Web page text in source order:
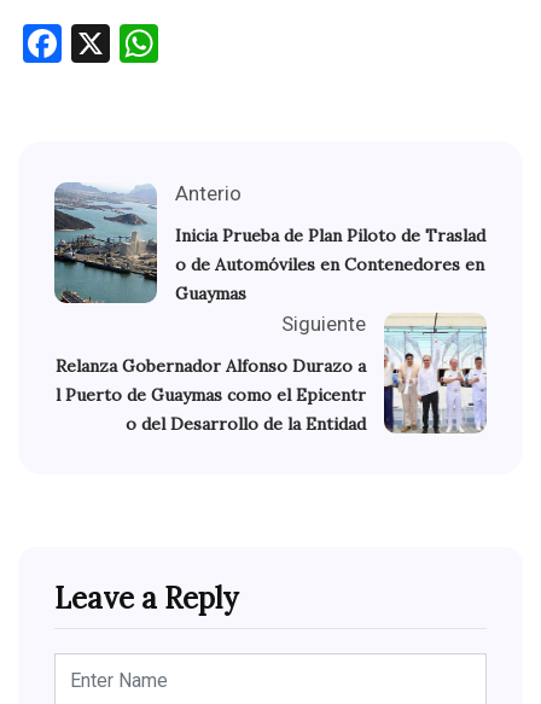
Facebook
X
Anterio
Inicia Prueba de Plan Piloto de Traslad
o de Automóviles en Contenedores en
Guaymas
Siguiente
Relanza Gobernador Alfonso Durazo a
l Puerto de Guaymas como el Epicentr
o del Desarrollo de la Entidad
Leave a Reply